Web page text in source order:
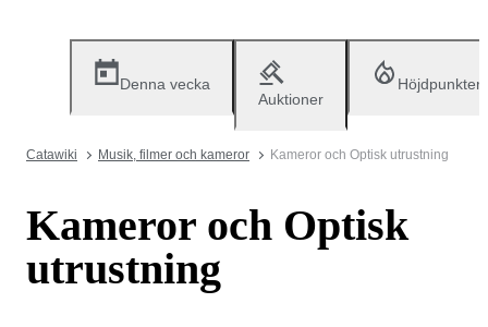
Denna vecka
Auktioner
Höjdpunkter
Catawiki Musik, filmer och kameror Kameror och Optisk utrustning
Kameror och Optisk
utrustning